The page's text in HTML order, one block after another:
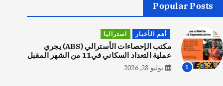
2
أهم الأخبار جاليات غير مصنف
قصة نجاح العراقي عمر الشمري الذي
اصبح بطلاً لأستراليا بلعبة كمال
الاجسام
يوليو 30, 2026
Popular Posts
1
أهم الأخبار استراليا
مكتب الإحصاءات الأسترالي (ABS) يجري
عملية التعداد السكاني في11 من الشهر المقبل
يوليو 28, 2026